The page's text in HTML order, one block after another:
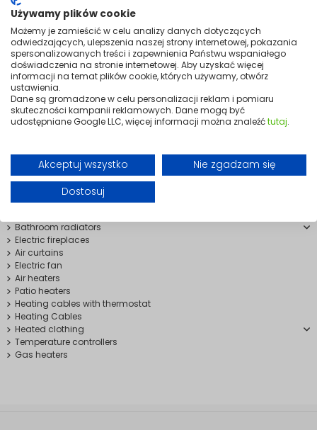
Używamy plików cookie
Możemy je zamieścić w celu analizy danych dotyczących
odwiedzających, ulepszenia naszej strony internetowej, pokazania
spersonalizowanych treści i zapewnienia Państwu wspaniałego
doświadczenia na stronie internetowej. Aby uzyskać więcej
informacji na temat plików cookie, których używamy, otwórz
ustawienia.
Dane są gromadzone w celu personalizacji reklam i pomiaru
skuteczności kampanii reklamowych. Dane mogą być
udostępniane Google LLC, więcej informacji można znaleźćtutaj.
Akceptuj wszystko
Nie zgadzam się
Dostosuj
FLAMO 4.1 kW Gas
Heater | Mobile LPG
Heater, Hose +
Regulator Included
349.99
View
Portable LPG
Heater, Hose +
Regulator Included
299.99
View
Heating accessories
Infrared heaters
Electric heaters
Bathroom radiators
Electric fireplaces
Air curtains
Electric fan
Air heaters
Patio heaters
Heating cables with thermostat
Heating Cables
Heated clothing
Temperature controllers
Gas heaters